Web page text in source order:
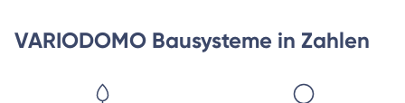
VARIODOMO Bausysteme in Zahlen